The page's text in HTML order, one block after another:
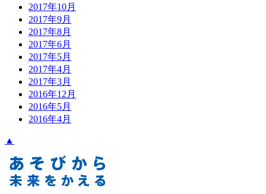
2017年10月
2017年9月
2017年8月
2017年6月
2017年5月
2017年4月
2017年3月
2016年12月
2016年5月
2016年4月
▲